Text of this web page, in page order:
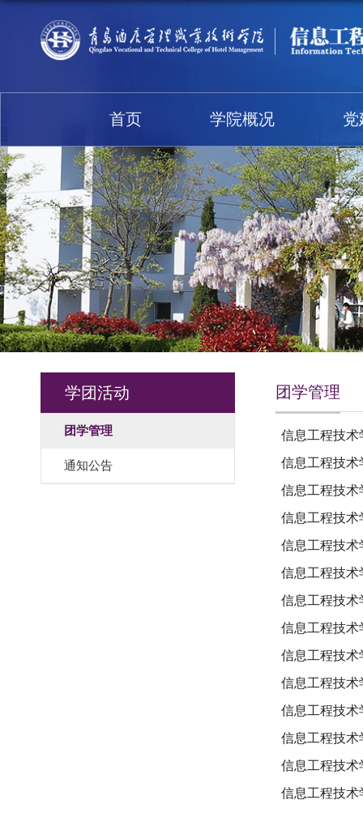
首页 学院概况 党
学团活动
团学管理
通知公告
团学管理
信息工程技术
信息工程技术
信息工程技术
信息工程技术
信息工程技术
信息工程技术
信息工程技术
信息工程技术
信息工程技术
信息工程技术
信息工程技术
信息工程技术
信息工程技术
信息工程技术